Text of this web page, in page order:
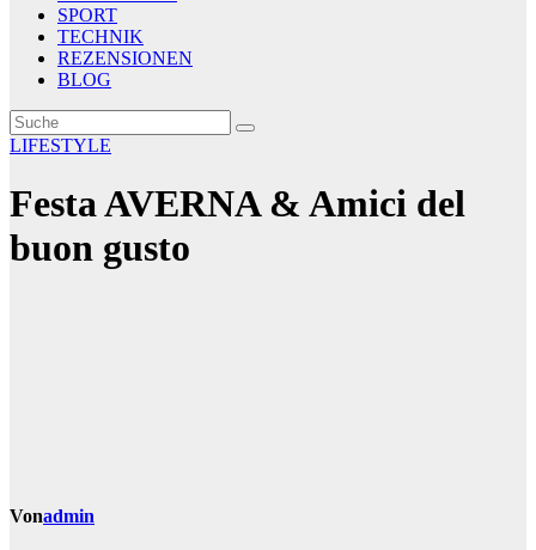
SPORT
TECHNIK
REZENSIONEN
BLOG
LIFESTYLE
Festa AVERNA & Amici del
buon gusto
Vonadmin